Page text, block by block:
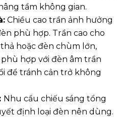
tầm không gian.
Chiều cao trần ảnh hưởng
phù hợp. Trần cao cho
hoặc đèn chùm lớn,
hợp với đèn âm trần
để tránh cản trở không
Nhu cầu chiếu sáng tổng
định loại đèn nên dùng.